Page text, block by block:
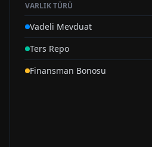
VARLIK TÜRÜ
Vadeli Mevduat
Ters Repo
Finansman Bonosu